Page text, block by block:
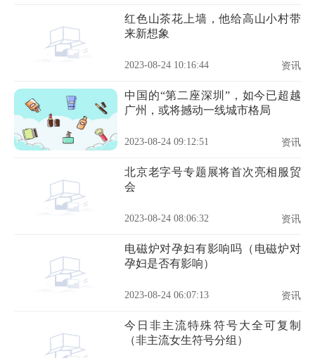
红色山茶花上墙，他给高山小村带
来新想象
2023-08-24 10:16:44 资讯
中国的“第二座深圳”，如今已超越
广州，或将撼动一线城市格局
2023-08-24 09:12:51 资讯
北京老字号专题展将首次亮相服贸
会
2023-08-24 08:06:32 资讯
电磁炉对孕妇有影响吗（电磁炉对
孕妇是否有影响）
2023-08-24 06:07:13 资讯
今日非主流特殊符号大全可复制
（非主流女生符号分组）